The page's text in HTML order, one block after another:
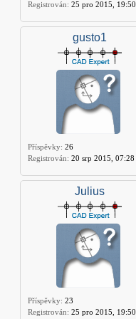
Registrován: 25 pro 2015, 19:50
gusto1
Příspěvky: 26
Registrován: 20 srp 2015, 07:28
Julius
Příspěvky: 23
Registrován: 25 pro 2015, 19:50